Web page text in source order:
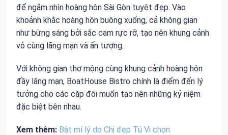
để ngắm nhìn hoàng hôn Sài Gòn tuyệt đẹp. Vào
khoảnh khắc hoàng hôn buông xuống, cả không gian
như bừng sáng bởi sắc cam rực rỡ, tạo nên khung cảnh
vô cùng lãng mạn và ấn tượng.
Với không gian thơ mộng cùng khung cảnh hoàng hôn
đầy lãng mạn, BoatHouse Bistro chính là điểm đến lý
tưởng cho các cặp đôi muốn tạo nên những kỷ niệm
đặc biệt bên nhau.
Xem thêm: Bật mí lý do Chị đẹp Tú Vi chọn